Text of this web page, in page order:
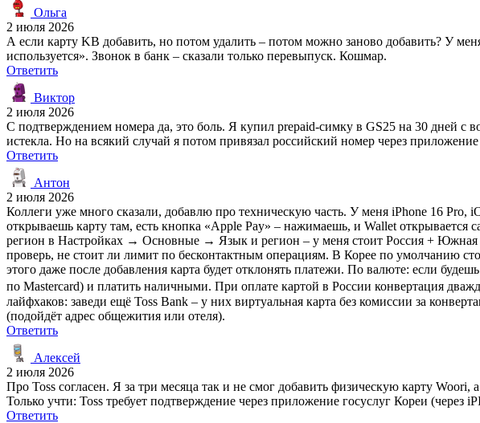
Ольга
2 июля 2026
А если карту KB добавить, но потом удалить – потом можно заново добавить? У
используется». Звонок в банк – сказали только перевыпуск. Кошмар.
Ответить
Виктор
2 июля 2026
С подтверждением номера да, это боль. Я купил prepaid-симку в GS25 на 30 дней с
истекла. Но на всякий случай я потом привязал российский номер через
Ответить
Антон
2 июля 2026
Коллеги уже много сказали, добавлю про техническую часть. У меня iPhone 16 Pro,
открываешь карту там, есть кнопка «Apple Pay» – нажимаешь, и Wallet
регион в Настройках → Основные → Язык и регион – у меня стоит Россия + Южная
проверь, не стоит ли лимит по бесконтактным операциям. В Корее по умолчанию
этого даже после добавления карта будет отклонять платежи. По валюте: если
по Mastercard) и платить наличными. При оплате картой в России конвертация
лайфхаков: заведи ещё Toss Bank – у них виртуальная карта без комиссии за
(подойдёт адрес общежития или отеля).
Ответить
Алексей
2 июля 2026
Про Toss согласен. Я за три месяца так и не смог добавить физическую карту
Только учти: Toss требует подтверждение через приложение госуслуг Кореи
Ответить